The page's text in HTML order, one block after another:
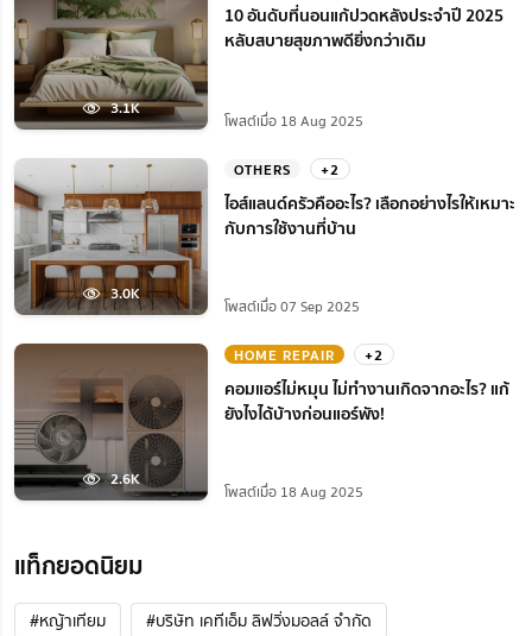
3.1K
10 อันดับที่นอนแก้ปวดหลังประจำปี 2025
หลับสบายสุขภาพดียิ่งกว่าเดิม
โพสต์เมื่อ 18 Aug 2025
3.0K
OTHERS +2
ไอส์แลนด์ครัวคืออะไร? เลือกอย่างไรให้เหมาะ
กับการใช้งานที่บ้าน
โพสต์เมื่อ 07 Sep 2025
2.6K
HOME REPAIR +2
คอมแอร์ไม่หมุน ไม่ทํางานเกิดจากอะไร? แก้
ยังไงได้บ้างก่อนแอร์พัง!
โพสต์เมื่อ 18 Aug 2025
แท็กยอดนิยม
#หญ้าเทียม
#บริษัท เคทีเอ็ม ลิฟวิ่งมอลล์ จำกัด